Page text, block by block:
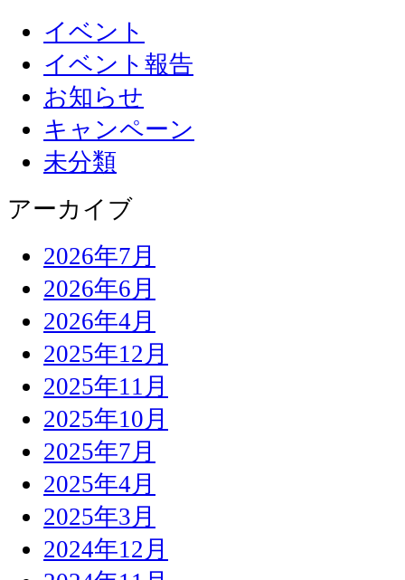
イベント
イベント報告
お知らせ
キャンペーン
未分類
アーカイブ
2026年7月
2026年6月
2026年4月
2025年12月
2025年11月
2025年10月
2025年7月
2025年4月
2025年3月
2024年12月